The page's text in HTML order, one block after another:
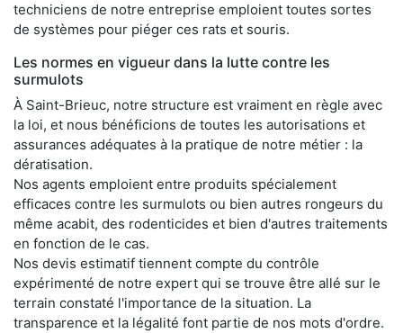
techniciens de notre entreprise emploient toutes sortes
de systèmes pour piéger ces rats et souris.
Les normes en vigueur dans la lutte contre les
surmulots
À Saint-Brieuc, notre structure est vraiment en règle avec
la loi, et nous bénéficions de toutes les autorisations et
assurances adéquates à la pratique de notre métier : la
dératisation.
Nos agents emploient entre produits spécialement
efficaces contre les surmulots ou bien autres rongeurs du
même acabit, des rodenticides et bien d'autres traitements
en fonction de le cas.
Nos devis estimatif tiennent compte du contrôle
expérimenté de notre expert qui se trouve être allé sur le
terrain constaté l'importance de la situation. La
transparence et la légalité font partie de nos mots d'ordre.